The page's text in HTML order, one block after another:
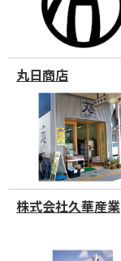
丸日商店
株式会社久華産業